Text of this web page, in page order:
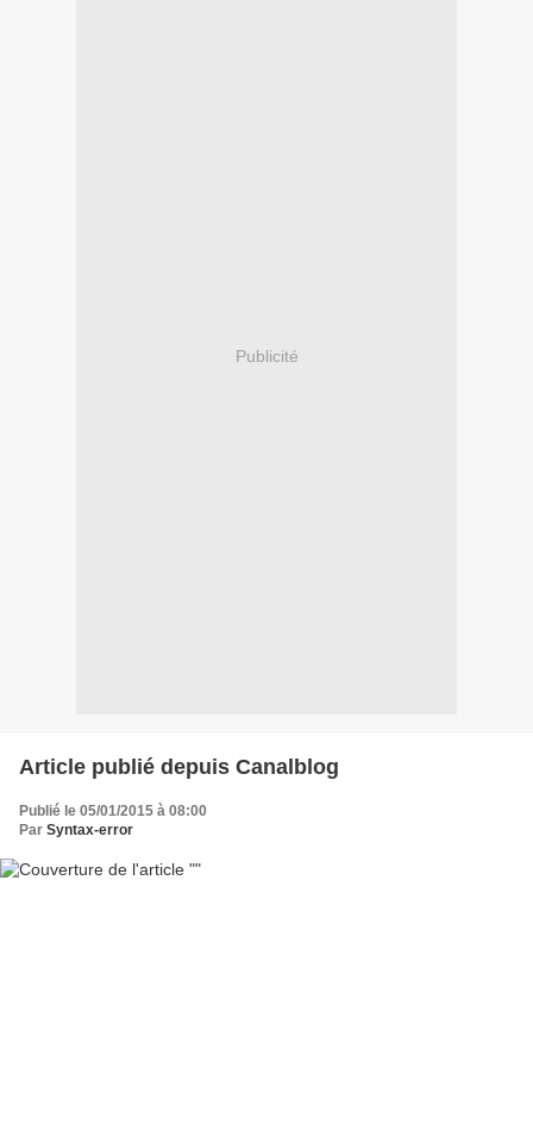
Publicité
Article publié depuis Canalblog
Publié le 05/01/2015 à 08:00
Par Syntax-error